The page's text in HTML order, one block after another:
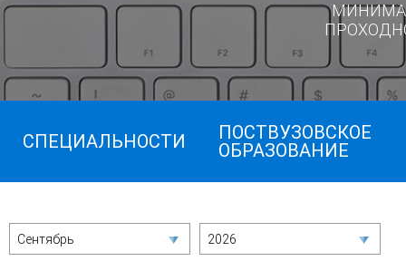
СПЕЦИАЛЬНОСТИ
ПОСТВУЗОВСКОЕ
ОБРАЗОВАНИЕ
Сентябрь 2026